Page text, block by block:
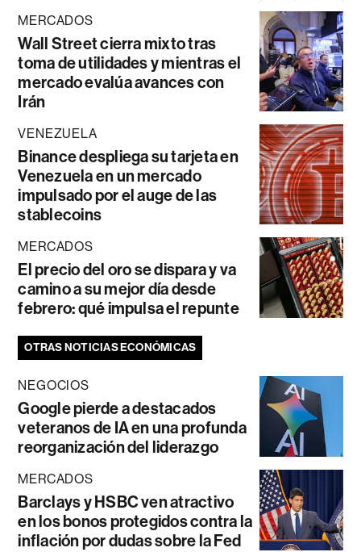
MERCADOS
Wall Street cierra mixto tras
toma de utilidades y mientras el
mercado evalúa avances con
Irán
VENEZUELA
Binance despliega su tarjeta en
Venezuela en un mercado
impulsado por el auge de las
stablecoins
MERCADOS
El precio del oro se dispara y va
camino a su mejor día desde
febrero: qué impulsa el repunte
OTRAS NOTICIAS ECONÓMICAS
NEGOCIOS
Google pierde a destacados
veteranos de IA en una profunda
reorganización del liderazgo
MERCADOS
Barclays y HSBC ven atractivo
en los bonos protegidos contra la
inflación por dudas sobre la Fed